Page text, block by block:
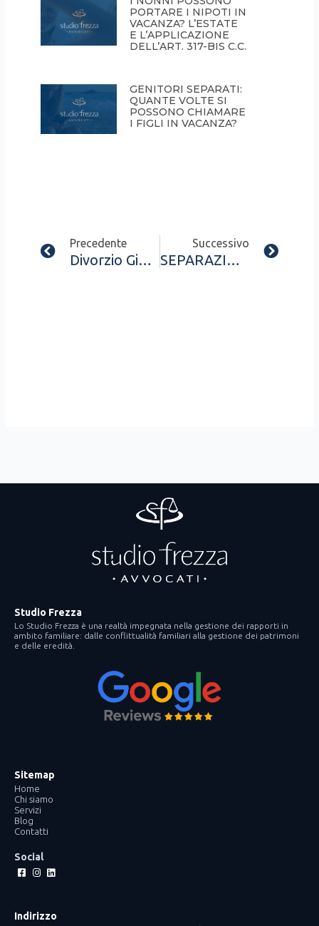
PORTARE I NIPOTI IN
VACANZA? L’ESTATE
E L’APPLICAZIONE
DELL’ART. 317-BIS C.C.
GENITORI SEPARATI:
QUANTE VOLTE SI
POSSONO CHIAMARE
I FIGLI IN VACANZA?
Precedente
Divorzio Giudiziale Trasformato In Divorzio Congiunto
Successivo
SEPARAZIONE CON ADDEBITO E TRADIMENTO
Studio Frezza
Lo Studio Frezza è una realtà impegnata nella gestione dei rapporti in
ambito familiare: dalle conflittualità familiari alla gestione dei patrimoni
e delle eredità.
Sitemap
Home
Chi siamo
Servizi
Blog
Contatti
Social
Facebook-
square
Instagram
Linkedin
Indirizzo